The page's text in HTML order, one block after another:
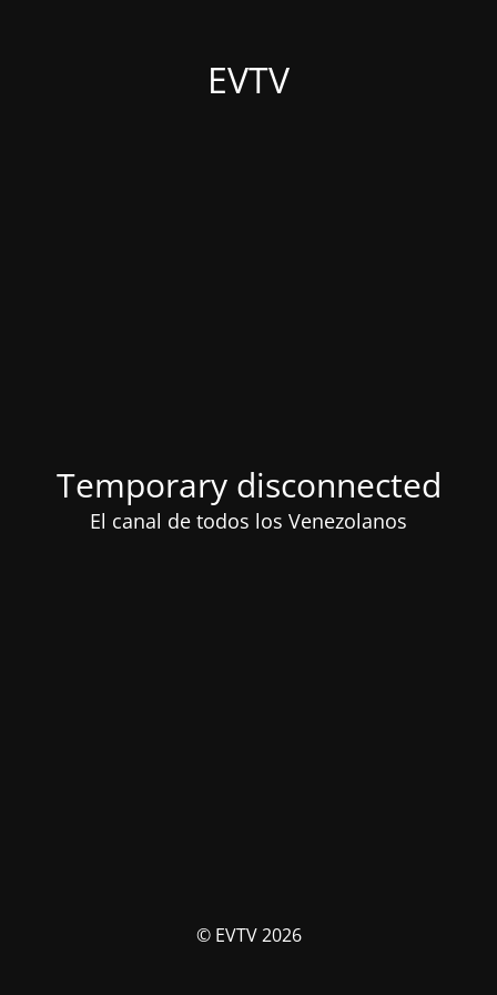
EVTV
Temporary disconnected
El canal de todos los Venezolanos
© EVTV 2026